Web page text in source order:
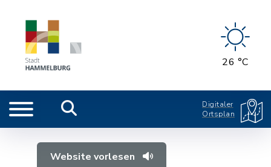
26 °C
Digitaler
Ortsplan
Website vorlesen